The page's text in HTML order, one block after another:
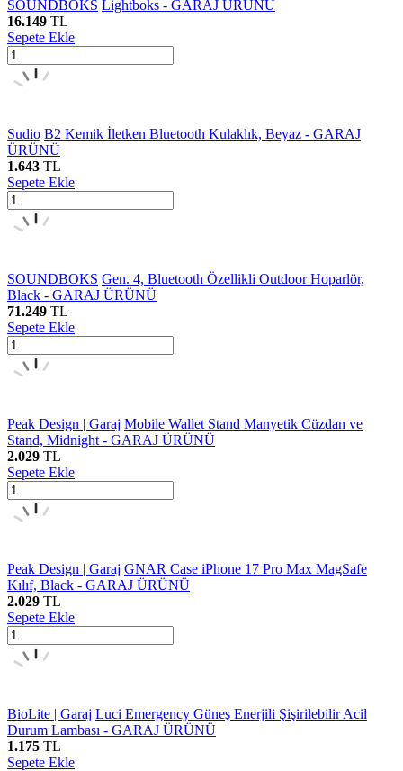
SOUNDBOKS Lightboks - GARAJ ÜRÜNÜ
16.149 TL
Sepete Ekle
Sudio B2 Kemik İletken Bluetooth Kulaklık, Beyaz - GARAJ
ÜRÜNÜ
1.643 TL
Sepete Ekle
SOUNDBOKS Gen. 4, Bluetooth Özellikli Outdoor Hoparlör,
Black - GARAJ ÜRÜNÜ
71.249 TL
Sepete Ekle
Peak Design | Garaj Mobile Wallet Stand Manyetik Cüzdan ve
Stand, Midnight - GARAJ ÜRÜNÜ
2.029 TL
Sepete Ekle
Peak Design | Garaj GNAR Case iPhone 17 Pro Max MagSafe
Kılıf, Black - GARAJ ÜRÜNÜ
2.029 TL
Sepete Ekle
BioLite | Garaj Luci Emergency Güneş Enerjili Şişirilebilir Acil
Durum Lambası - GARAJ ÜRÜNÜ
1.175 TL
Sepete Ekle